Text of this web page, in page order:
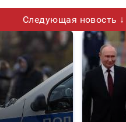
Следующая новость ↓